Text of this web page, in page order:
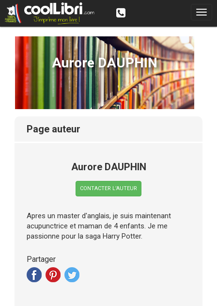
Aurore DAUPHIN
page auteur
Aurore DAUPHIN
CONTACTER L’AUTEUR
Apres un master d'anglais, je suis maintenant
acupunctrice et maman de 4 enfants. Je me
passionne pour la saga Harry Potter.
Partager